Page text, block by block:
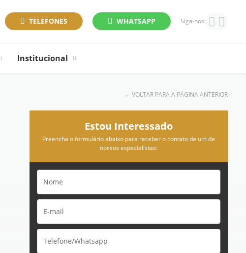
TELEFONES WHATSAPP Siga-nos:
Institucional
← VOLTAR PARA A PÁGINA ANTERIOR
Estou Interessado
Preencha o formulário abaixo para receber o contato de um de
nossos especialistas: